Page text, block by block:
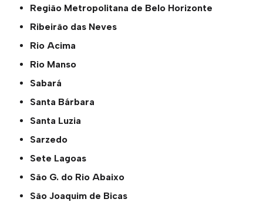
Região Metropolitana de Belo Horizonte
Ribeirão das Neves
Rio Acima
Rio Manso
Sabará
Santa Bárbara
Santa Luzia
Sarzedo
Sete Lagoas
São G. do Rio Abaixo
São Joaquim de Bicas